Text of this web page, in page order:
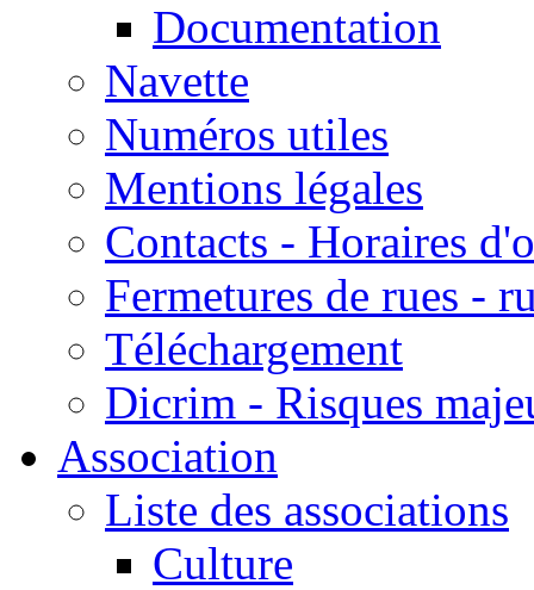
Documentation
Navette
Numéros utiles
Mentions légales
Contacts - Horaires
Fermetures de rues -
Téléchargement
Dicrim - Risques
Association
Liste des associations
Culture